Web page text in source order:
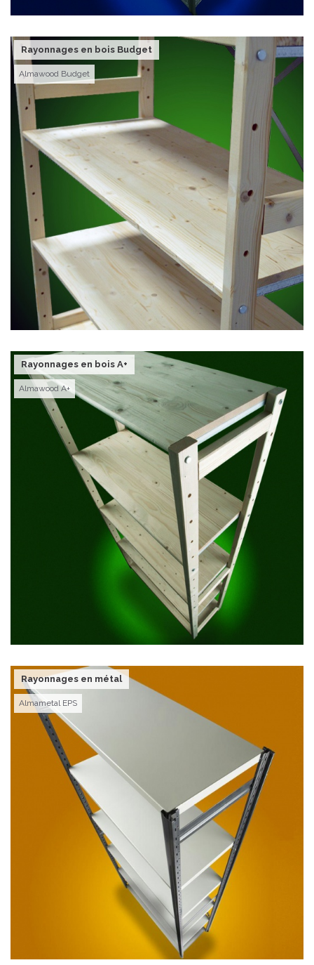
Rayonnages en bois Budget
Almawood Budget
Rayonnages en bois A+
Almawood A+
Rayonnages en métal
Almametal EPS